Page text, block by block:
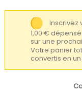
Inscrivez
1,00 €
sur une
Votre panier
convertis en